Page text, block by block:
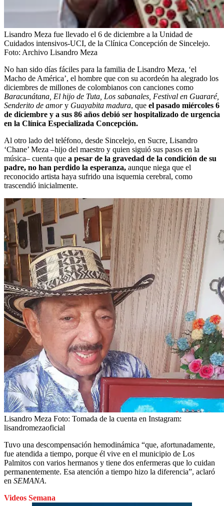
Lisandro Meza fue llevado el 6 de diciembre a la Unidad de
Cuidados intensivos-UCI, de la Clínica Concepción de Sincelejo.
Foto: Archivo Lisandro Meza
No han sido días fáciles para la familia de Lisandro Meza, ‘el
Macho de América’, el hombre que con su acordeón ha alegrado los
diciembres de millones de colombianos con canciones como
Baracunátana, El hijo de Tuta, Los sabanales, Festival en Guararé,
Senderito de amory Guayabita madura, que el pasado miércoles 6
de diciembre y a sus 86 años debió ser hospitalizado de urgencia
en la Clínica Especializada Concepción.
Al otro lado del teléfono, desde Sincelejo, en Sucre, Lisandro
‘Chane’ Meza –hijo del maestro y quien siguió sus pasos en la
música– cuenta que a pesar de la gravedad de la condición de su
padre, no han perdido la esperanza, aunque niega que el
reconocido artista haya sufrido una isquemia cerebral, como
trascendió inicialmente.
Lisandro Meza Foto: Tomada de la cuenta en Instagram:
lisandromezaoficial
Tuvo una descompensación hemodinámica “que, afortunadamente,
fue atendida a tiempo, porque él vive en el municipio de Los
Palmitos con varios hermanos y tiene dos enfermeras que lo cuidan
permanentemente. Esa atención a tiempo hizo la diferencia”, aclaró
en SEMANA.
Videos Semana